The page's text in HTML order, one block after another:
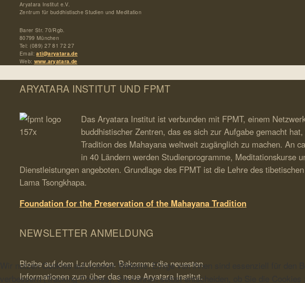
Aryatara Institut e.V.
Zentrum für buddhistische Studien und Meditation
Barer Str. 70/Rgb.
80799 München
Tel: (089) 27 81 72 27
Email:ati@aryatara.de
Web: www.aryatara.de
ARYATARA INSTITUT UND FPMT
Das Aryatara Institut ist verbunden mit FPMT, einem
buddhistischer Zentren, das es sich zur Aufgabe gemacht
Tradition des Mahayana weltweit zugänglich zu machen. An
in 40 Ländern werden Studienprogramme, Meditationskurse
Dienstleistungen angeboten. Grundlage des FPMT ist die Lehre des
Lama Tsongkhapa.
Foundation for the Preservation of the Mahayana Tradition
NEWSLETTER ANMELDUNG
Bleibe auf dem Laufenden. Bekomme die neuesten
Informationen zum über das neue Aryatara Institut.
Wir nutzen Cookies auf unserer Website. Einige von ihnen sind essenziell für
verbessern (Tracking Cookies). Sie können selbst entscheiden, ob Sie die